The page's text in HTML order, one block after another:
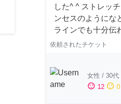
した^ ^ ストレッ
ンセスのようにな
ラインでも十分伝
依頼されたチケット
女性 / 30代
sentiment_satisfied 12 sentiment_neutral 0